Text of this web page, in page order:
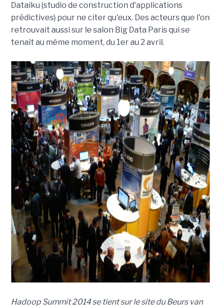
Dataiku (studio de construction d'applications
prédictives) pour ne citer qu'eux. Des acteurs que l'on
retrouvait aussi sur le salon Big Data Paris qui se
tenait au même moment, du 1er au 2 avril.
Hadoop Summit 2014 se tient sur le site du Beurs van